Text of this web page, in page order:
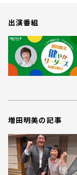
会社情報
出演番組
増田明美の記事